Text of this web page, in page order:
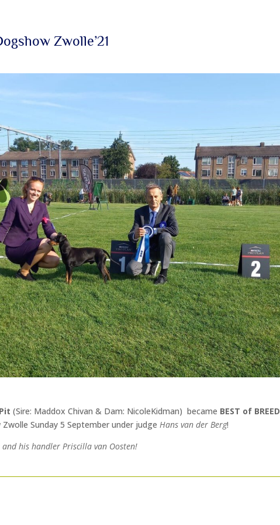
Zwolle’21
(Sire: Maddox Chivan & Dam: NicoleKidman) became BEST of BREED
Sunday 5 September under judgeHans van der Berg!
his handler Priscilla van Oosten!